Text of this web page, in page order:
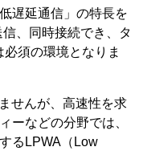
遅延通信」の特長を
、同時接続でき、タ
須の環境となりま
せんが、高速性を求
ーなどの分野では、
るLPWA（Low